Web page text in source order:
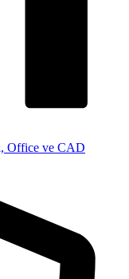
Office ve CAD